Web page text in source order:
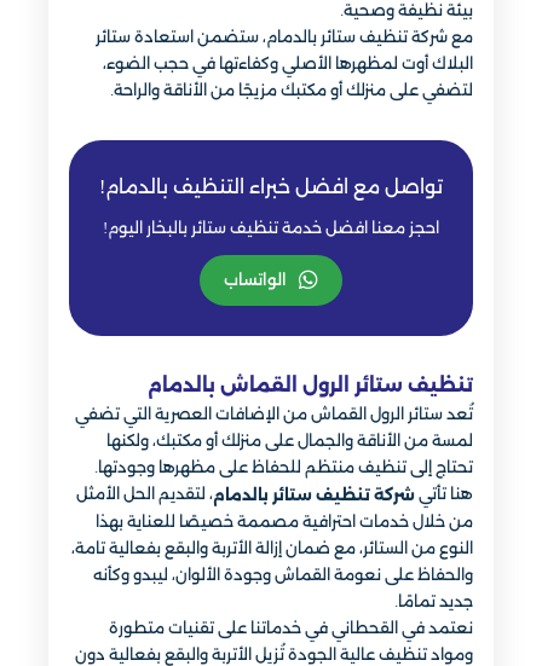
بيئة نظيفة وصحية.
مع شركة تنظيف ستائر بالدمام، ستضمن استعادة ستائر
البلاك أوت لمظهرها الأصلي وكفاءتها في حجب الضوء،
لتضفي على منزلك أو مكتبك مزيجًا من الأناقة والراحة.
تواصل مع افضل خبراء التنظيف بالدمام!
احجز معنا افضل خدمة تنظيف ستائر بالبخار اليوم!
الواتساب
تنظيف ستائر الرول القماش بالدمام
تُعد ستائر الرول القماش من الإضافات العصرية التي تضفي
لمسة من الأناقة والجمال على منزلك أو مكتبك، ولكنها
تحتاج إلى تنظيف منتظم للحفاظ على مظهرها وجودتها.
هنا تأتي شركة تنظيف ستائر بالدمام، لتقديم الحل الأمثل
من خلال خدمات احترافية مصممة خصيصًا للعناية بهذا
النوع من الستائر، مع ضمان إزالة الأتربة والبقع بفعالية تامة،
والحفاظ على نعومة القماش وجودة الألوان، ليبدو وكأنه
جديد تمامًا.
نعتمد في القحطاني في خدماتنا على تقنيات متطورة
ومواد تنظيف عالية الجودة تُزيل الأتربة والبقع بفعالية دون